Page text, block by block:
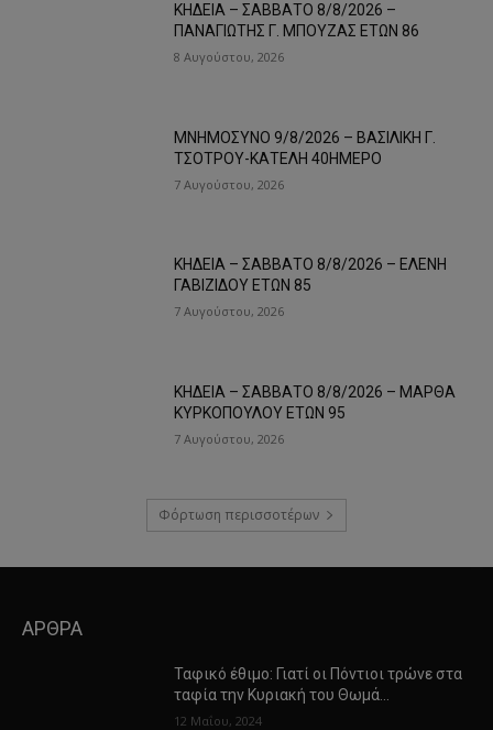
ΚΗΔΕΙΑ – ΣΑΒΒΑΤΟ 8/8/2026 –
ΠΑΝΑΓΙΩΤΗΣ Γ. ΜΠΟΥΖΑΣ ΕΤΩΝ 86
8 Αυγούστου, 2026
ΜΝΗΜΟΣΥΝΟ 9/8/2026 – ΒΑΣΙΛΙΚΗ Γ.
ΤΣΟΤΡΟΥ-ΚΑΤΕΛΗ 40ΗΜΕΡΟ
7 Αυγούστου, 2026
ΚΗΔΕΙΑ – ΣΑΒΒΑΤΟ 8/8/2026 – ΕΛΕΝΗ
ΓΑΒΙΖΙΔΟΥ ΕΤΩΝ 85
7 Αυγούστου, 2026
ΚΗΔΕΙΑ – ΣΑΒΒΑΤΟ 8/8/2026 – ΜΑΡΘΑ
ΚΥΡΚΟΠΟΥΛΟΥ ΕΤΩΝ 95
7 Αυγούστου, 2026
Φόρτωση περισσοτέρων
ΑΡΘΡΑ
Ταφικό έθιμο: Γιατί οι Πόντιοι τρώνε στα
ταφία την Κυριακή του Θωμά…
12 Μαΐου, 2024